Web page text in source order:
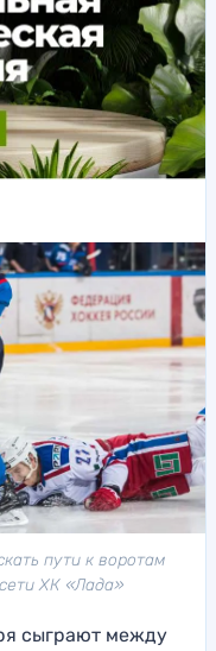
пути к воротам
ХК «Лада»
сыграют между